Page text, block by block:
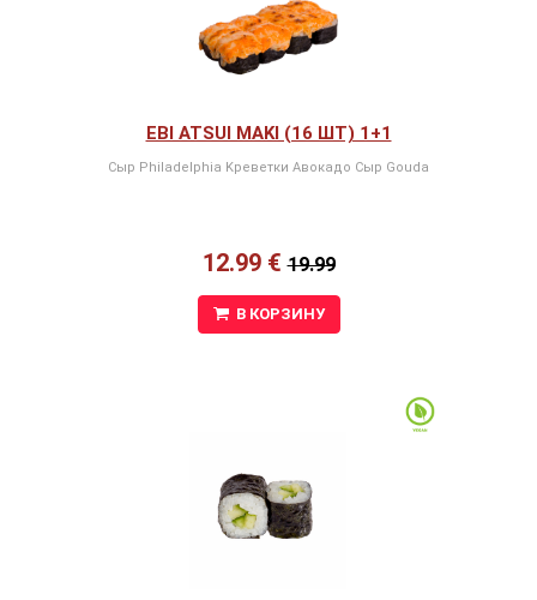
EBI ATSUI MAKI (16 ШТ) 1+1
Сыр Philadelphia Kреветки Авокадо Сыр Gouda
12.99 €19.99
В КОРЗИНУ